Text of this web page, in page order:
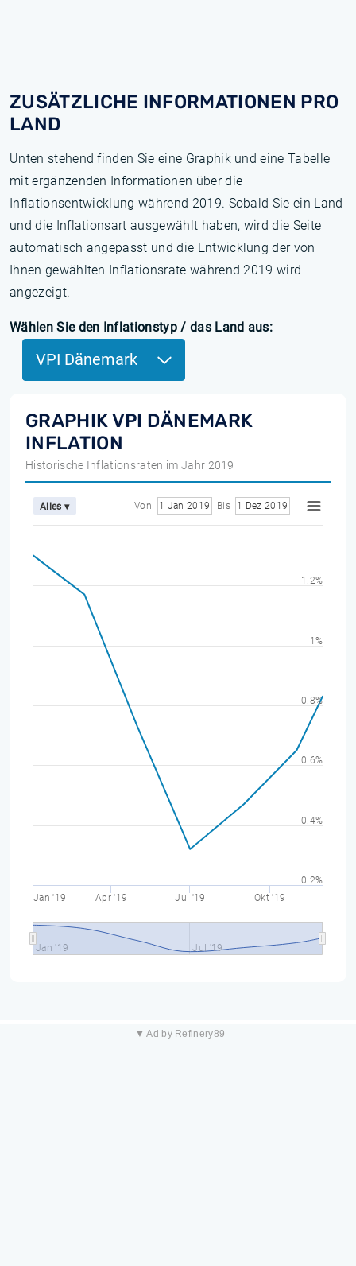
ZUSÄTZLICHE INFORMATIONEN PRO
LAND
Unten stehend finden Sie eine Graphik und eine Tabelle
mit ergänzenden Informationen über die
Inflationsentwicklung während 2019. Sobald Sie ein Land
und die Inflationsart ausgewählt haben, wird die Seite
automatisch angepasst und die Entwicklung der von
Ihnen gewählten Inflationsrate während 2019 wird
angezeigt.
Wählen Sie den Inflationstyp / das Land aus:
VPI Dänemark
GRAPHIK VPI DÄNEMARK
INFLATION
Historische Inflationsraten im Jahr 2019
Alles ▾ Von 1 Jan 2019 Bis 1 Dez 2019
Jan '19 Apr '19 Jul '19 Okt '19
Jan '19 Jul '19
0.2%
0.4%
0.6%
0.8%
1%
1.2%
▼ Ad by Refinery89